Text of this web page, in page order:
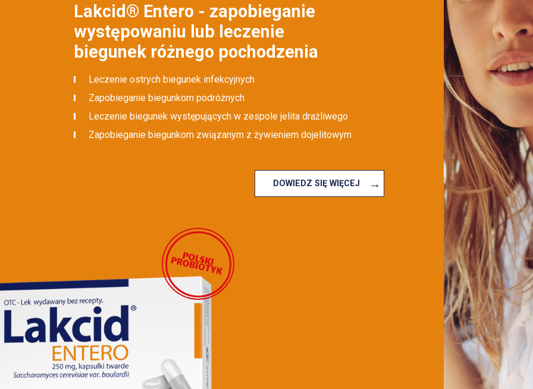
Lakcid® Entero - zapobieganie
występowaniu lub leczenie
biegunek różnego pochodzenia
Leczenie ostrych biegunek infekcyjnych
Zapobieganie biegunkom podróżnych
Leczenie biegunek występujących w zespole jelita drażliwego
Zapobieganie biegunkom związanym z żywieniem dojelitowym
DOWIEDZ SIĘ WIĘCEJ →